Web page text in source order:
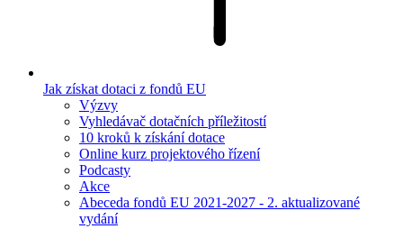
Jak získat dotaci z fondů EU
Výzvy
Vyhledávač dotačních příležitostí
10 kroků k získání dotace
Online kurz projektového řízení
Podcasty
Akce
Abeceda fondů EU 2021-2027 - 2. aktualizované
vydání